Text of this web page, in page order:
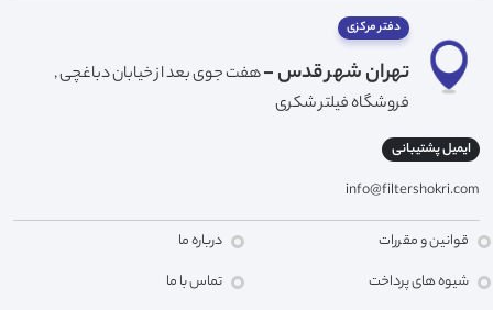
دفتر مرکزی
تهران شهر قدس -هفت جوی بعد از خیابان دباغچی ,
فروشگاه فیلتر شکری
ایمیل پشتیبانی
info@filtershokri.com
قوانین و مقررات
شیوه های پرداخت
درباره ما
تماس با ما